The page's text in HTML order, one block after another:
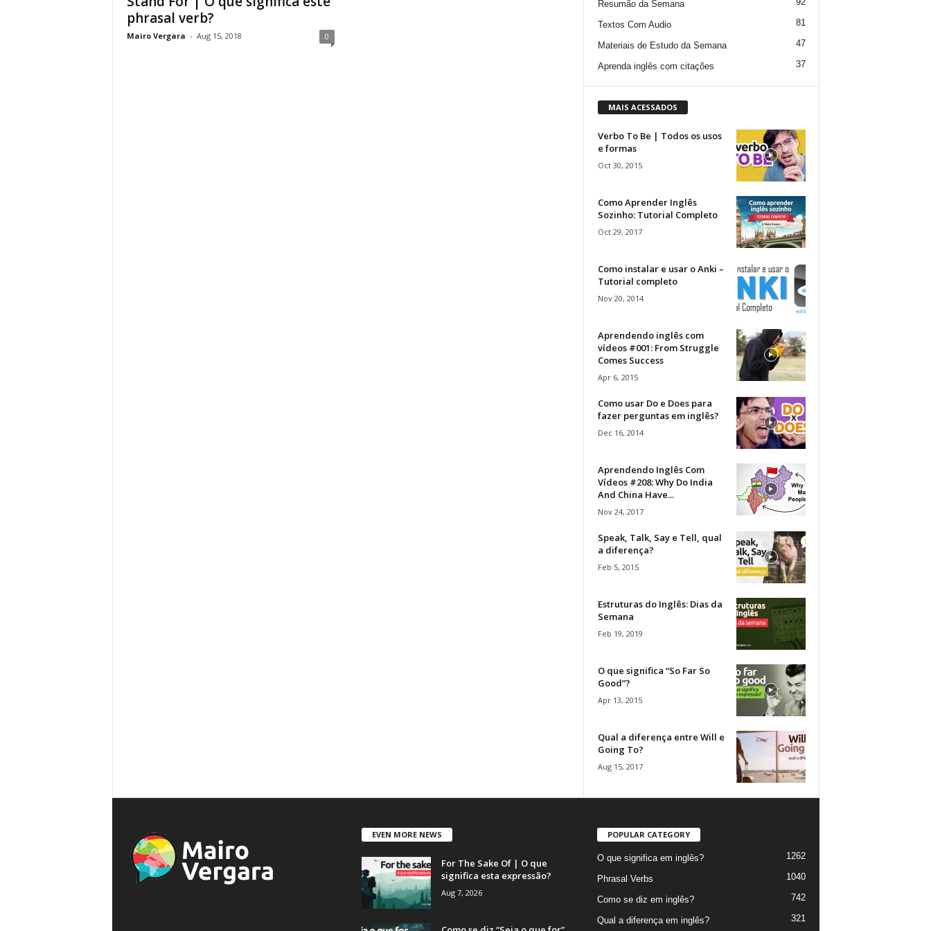
phrasal verb?
Mairo Vergara - Aug 15, 2018 0
Resumão da Semana
Textos Com Audio 81
Materiais de Estudo da Semana 47
Aprenda inglês com citações 37
MAIS ACESSADOS
Verbo To Be | Todos os usos
e formas
Oct 30, 2015
Como Aprender Inglês
Sozinho: Tutorial Completo
Oct 29, 2017
Como instalar e usar o Anki –
Tutorial completo
Nov 20, 2014
Aprendendo inglês com
vídeos #001: From Struggle
Comes Success
Apr 6, 2015
Como usar Do e Does para
fazer perguntas em inglês?
Dec 16, 2014
Aprendendo Inglês Com
Vídeos #208: Why Do India
And China Have...
Nov 24, 2017
Speak, Talk, Say e Tell, qual
a diferença?
Feb 5, 2015
Estruturas do Inglês: Dias da
Semana
Feb 19, 2019
O que significa “So Far So
Good”?
Apr 13, 2015
Qual a diferença entre Will e
Going To?
Aug 15, 2017
EVEN MORE NEWS
For The Sake Of | O que
significa esta expressão?
Aug 7, 2026
POPULAR CATEGORY
O que significa em inglês? 1262
Phrasal Verbs 1040
Como se diz em inglês? 742
Qual a diferença em inglês? 321